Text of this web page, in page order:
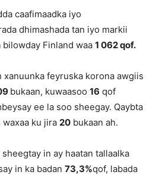
caafimaadka iyo
dhimashada tan iyo markii
Finland waa 1 062 qof.
xanuunka feyruska korona awgiis
bukaan, kuwaasoo 16 qof
ee la soo sheegay. Qaybta
ku jira 20 bukaan ah.
sheegtay in ay haatan tallaalka
in ka badan 73,3%qof, labada